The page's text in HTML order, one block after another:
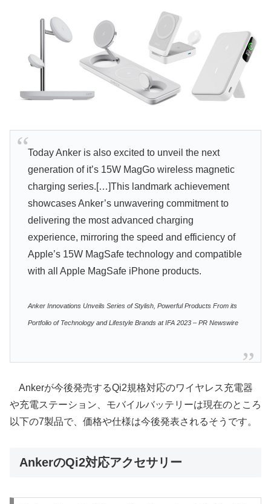
Today Anker is also excited to unveil the next
generation of it’s 15W MagGo wireless magnetic
charging series.[…]This landmark achievement
showcases Anker’s unwavering commitment to
delivering the most advanced charging
experience, mirroring the speed and efficiency of
Apple’s 15W MagSafe technology and compatible
with all Apple MagSafe iPhone products.
Anker Innovations Unveils Series of Stylish, Powerful Products From its
Portfolio of Technology and Lifestyle Brands at IFA 2023 – PR Newswire
Ankerが今後発売するQi2規格対応のワイヤレス充電器
や充電ステーション、モバイルバッテリーは現在のところ
以下の7製品で、価格や仕様は今後発表されるそうです。
AnkerのQi2対応アクセサリー